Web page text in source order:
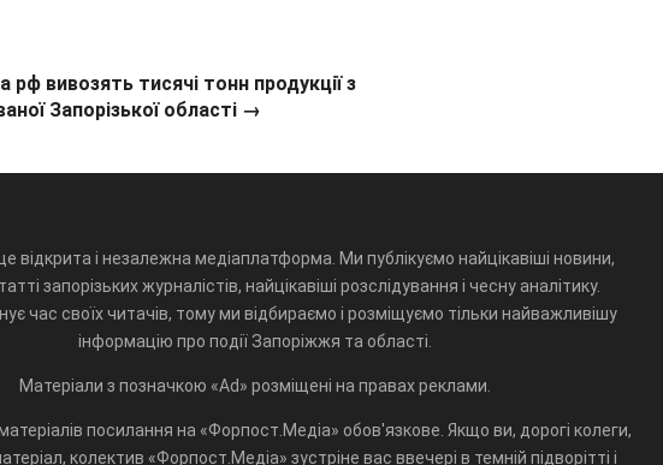
рф вивозять тисячі тонн продукції з
Запорізької області →
відкрита і незалежна медіаплатформа. Ми публікуємо найцікавіші новини,
запорізьких журналістів, найцікавіші розслідування і чесну аналітику.
час своїх читачів, тому ми відбираємо і розміщуємо тільки найважливішу
інформацію про події Запоріжжя та області.
Матеріали з позначкою «Ad» розміщені на правах реклами.
посилання на «Форпост.Медіа» обов'язкове. Якщо ви, дорогі колеги,
колектив «Форпост.Медіа» зустріне вас ввечері в темній підворітті і